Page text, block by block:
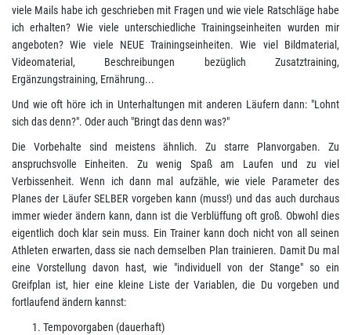
viele Mails habe ich geschrieben mit Fragen und wie viele Ratschläge habe
ich erhalten? Wie viele unterschiedliche Trainingseinheiten wurden mir
angeboten? Wie viele NEUE Trainingseinheiten. Wie viel Bildmaterial,
Videomaterial, Beschreibungen bezüglich Zusatztraining,
Ergänzungstraining, Ernährung...
Und wie oft höre ich in Unterhaltungen mit anderen Läufern dann: "Lohnt
sich das denn?". Oder auch "Bringt das denn was?"
Die Vorbehalte sind meistens ähnlich. Zu starre Planvorgaben. Zu
anspruchsvolle Einheiten. Zu wenig Spaß am Laufen und zu viel
Verbissenheit. Wenn ich dann mal aufzähle, wie viele Parameter des
Planes der Läufer SELBER vorgeben kann (muss!) und das auch durchaus
immer wieder ändern kann, dann ist die Verblüffung oft groß. Obwohl dies
eigentlich doch klar sein muss. Ein Trainer kann doch nicht von all seinen
Athleten erwarten, dass sie nach demselben Plan trainieren. Damit Du mal
eine Vorstellung davon hast, wie "individuell von der Stange" so ein
Greifplan ist, hier eine kleine Liste der Variablen, die Du vorgeben und
fortlaufend ändern kannst:
Tempovorgaben (dauerhaft)